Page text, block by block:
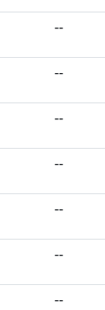
--
--
--
--
--
--
--